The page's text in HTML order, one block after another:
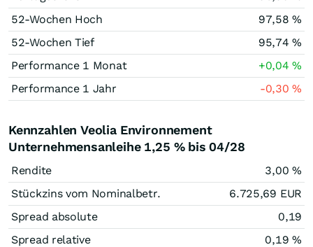
52-Wochen Hoch
97,58%
52-Wochen Tief
95,74%
Performance 1 Monat
+0,04%
Performance 1 Jahr
-0,30%
Kennzahlen Veolia Environnement
Unternehmensanleihe 1,25 % bis 04/28
Rendite 3,00 %
Stückzins vom Nominalbetr.
6.725,69 EUR
Spread absolute
0,19
Spread relative
0,19 %